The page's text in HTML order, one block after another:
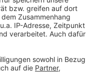
sodass Ihr den Rhein